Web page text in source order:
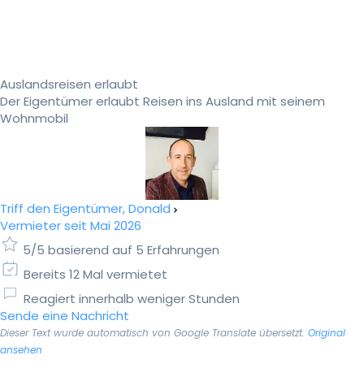
Auslandsreisen erlaubt
Der Eigentümer erlaubt Reisen ins Ausland mit seinem
Wohnmobil
Triff den Eigentümer, Donald
Vermieter seit Mai 2026
5/5 basierend auf 5 Erfahrungen
Bereits 12 Mal vermietet
Reagiert innerhalb weniger Stunden
Sende eine Nachricht
Dieser Text wurde automatisch von Google Translate übersetzt. Original
ansehen